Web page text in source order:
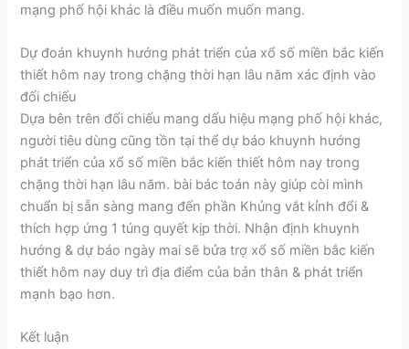
mạng phố hội khác là điều muốn muốn mang.
Dự đoán khuynh hướng phát triển của xổ số miền bắc kiến
thiết hôm nay trong chặng thời hạn lâu năm xác định vào
đối chiếu
Dựa bên trên đối chiếu mang dấu hiệu mạng phố hội khác,
người tiêu dùng cũng tồn tại thể dự báo khuynh hướng
phát triển của xổ số miền bắc kiến thiết hôm nay trong
chặng thời hạn lâu năm. bài bác toán này giúp còi mình
chuẩn bị sẵn sàng mang đến phần Khủng vắt kỉnh đổi &
thích hợp ứng 1 túng quyết kịp thời. Nhận định khuynh
hướng & dự báo ngày mai sẽ bửa trợ xổ số miền bắc kiến
thiết hôm nay duy trì địa điểm của bản thân & phát triển
mạnh bạo hơn.
Kết luận